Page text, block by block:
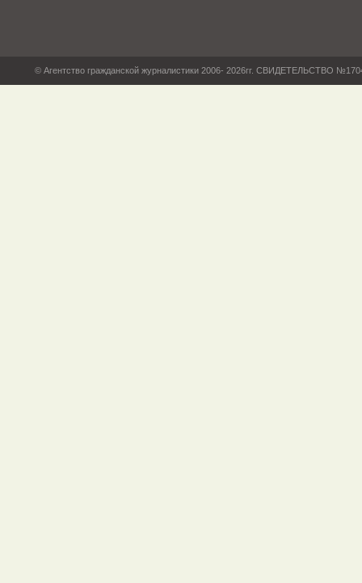
© Агентство гражданской журналистики 2006- 2026гг. СВИДЕТЕЛЬСТВО